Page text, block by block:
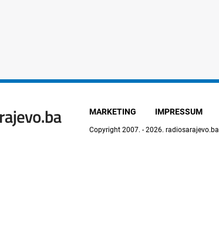
MARKETING IMPRESSUM
Copyright 2007. - 2026. radiosarajevo.ba